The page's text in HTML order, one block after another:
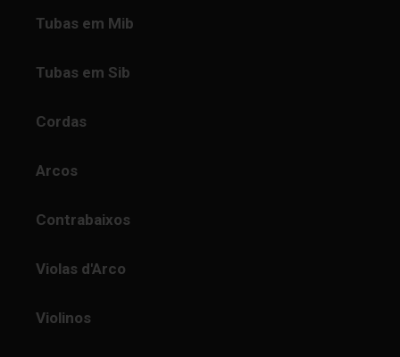
Tubas em Mib
Tubas em Sib
Cordas
Arcos
Contrabaixos
Violas d'Arco
Violinos